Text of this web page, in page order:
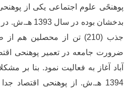
پوهنحًی علوم اجتماعی یکی از
بدخشان بوده
جذب (210)
تن از محصلین هم از
ضرورت جامعه در تعمیر پوهنحی
آباد آغاز به فعالیت نمود. بنا بر
1394 هـ.ش. از پوهنحی اقتصاد